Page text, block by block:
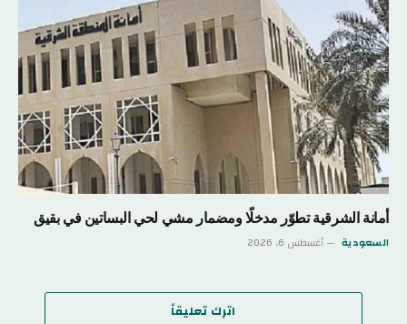
أمانة الشرقية تطوّر مدخلًا ومضمار مشي لحي البساتين في بقيق
السعودية أغسطس 6, 2026
اترك تعليقاً